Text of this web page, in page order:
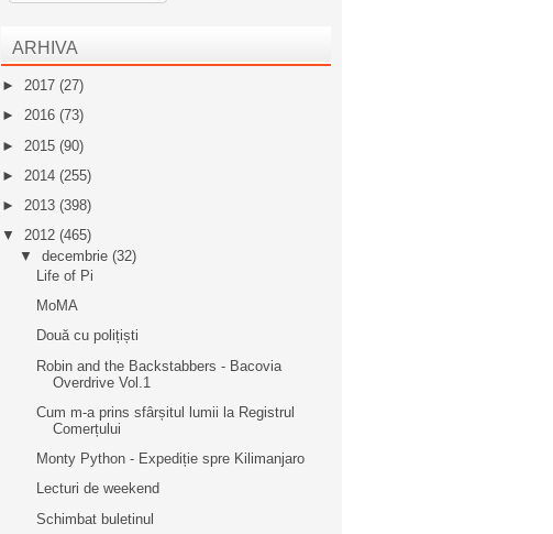
ARHIVA
► 2017 (27)
► 2016 (73)
► 2015 (90)
► 2014 (255)
► 2013 (398)
▼ 2012 (465)
▼ decembrie (32)
Life of Pi
MoMA
Două cu polițiști
Robin and the Backstabbers - Bacovia
Overdrive Vol.1
Cum m-a prins sfârșitul lumii la Registrul
Comerțului
Monty Python - Expediție spre Kilimanjaro
Lecturi de weekend
Schimbat buletinul